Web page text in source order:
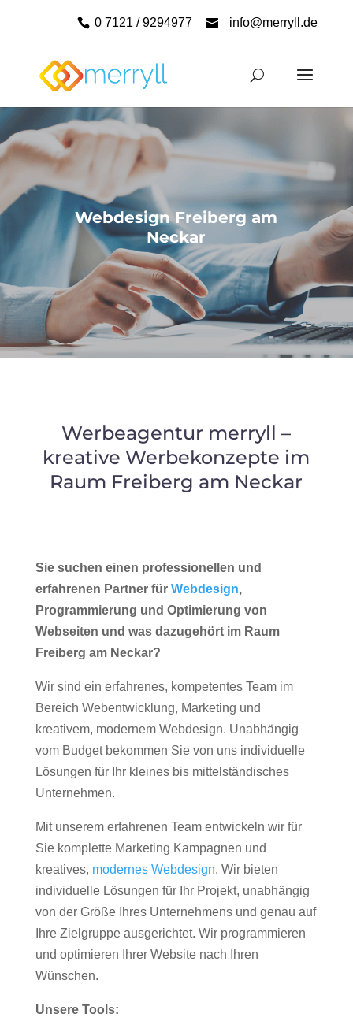
0 7121 / 9294977 info@merryll.de
Webdesign Freiberg am
Neckar
Werbeagentur merryll –
kreative Werbekonzepte im
Raum Freiberg am Neckar
Sie suchen einen professionellen und
erfahrenen Partner für Webdesign,
Programmierung und Optimierung von
Webseiten und was dazugehört im Raum
Freiberg am Neckar?
Wir sind ein erfahrenes, kompetentes Team im
Bereich Webentwicklung, Marketing und
kreativem, modernem Webdesign. Unabhängig
vom Budget bekommen Sie von uns individuelle
Lösungen für Ihr kleines bis mittelständisches
Unternehmen.
Mit unserem erfahrenen Team entwickeln wir für
Sie komplette Marketing Kampagnen und
kreatives, modernes Webdesign. Wir bieten
individuelle Lösungen für Ihr Projekt, unabhängig
von der Größe Ihres Unternehmens und genau auf
Ihre Zielgruppe ausgerichtet. Wir programmieren
und optimieren Ihrer Website nach Ihren
Wünschen.
Unsere Tools: